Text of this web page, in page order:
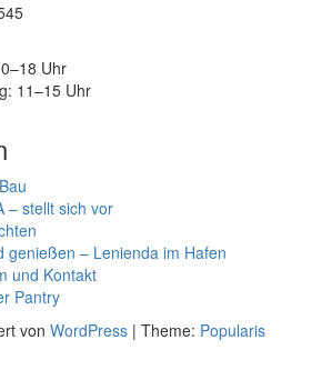
Uhr
11–15 Uhr
– stellt sich vor
genießen – Lenienda im Hafen
und Kontakt
Pantry
von WordPress | Theme: Popularis